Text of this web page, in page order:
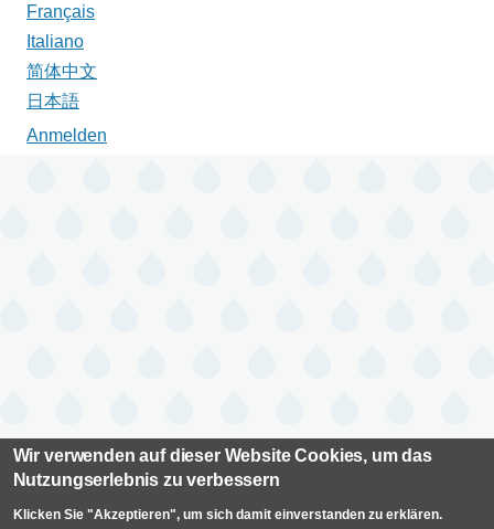
Français
Italiano
简体中文
日本語
Benutzermenü
Anmelden
Wir verwenden auf dieser Website Cookies, um das
Nutzungserlebnis zu verbessern
Klicken Sie "Akzeptieren", um sich damit einverstanden zu erklären.